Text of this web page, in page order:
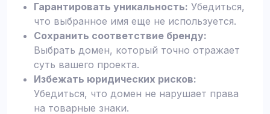
Гарантировать уникальность: Убедиться,
что выбранное имя еще не используется.
Сохранить соответствие бренду:
Выбрать домен, который точно отражает
суть вашего проекта.
Избежать юридических рисков:
Убедиться, что домен не нарушает права
на товарные знаки.